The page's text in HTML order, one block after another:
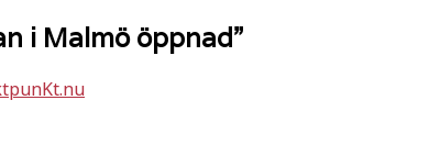
i Malmö öppnad”